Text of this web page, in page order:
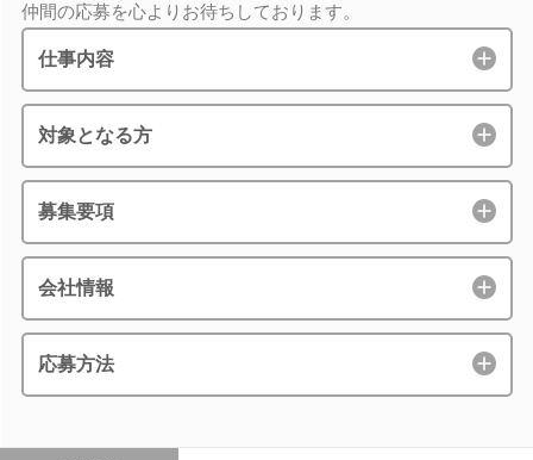
仲間の応募を心よりお待ちしております。
仕事内容
対象となる方
募集要項
会社情報
応募方法